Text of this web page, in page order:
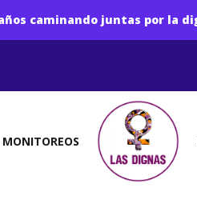
caminando juntas por la
MONITOREOS